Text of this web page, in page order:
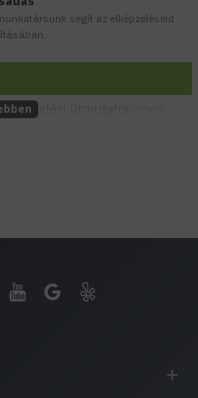
segít az elképzeléseid
szerelési útmutatót